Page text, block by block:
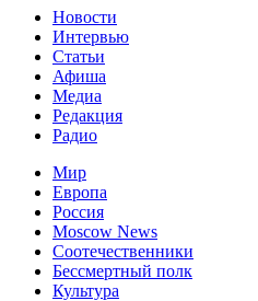
Новости
Интервью
Статьи
Афиша
Медиа
Редакция
Радио
Мир
Европа
Россия
Moscow News
Соотечественники
Бессмертный полк
Культура